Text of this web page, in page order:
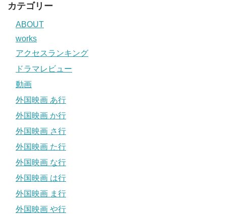
カテゴリー
ABOUT
works
アクセスランキング
ドラマレビュー
動画
外国映画 あ行
外国映画 か行
外国映画 さ行
外国映画 た行
外国映画 な行
外国映画 は行
外国映画 ま行
外国映画 や行